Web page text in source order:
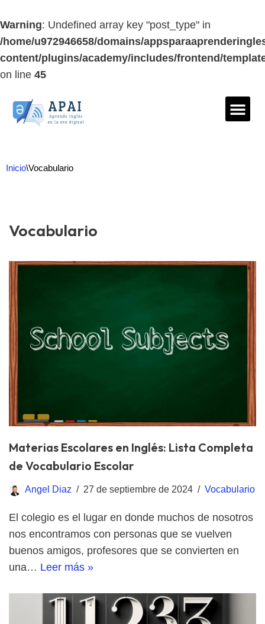
Warning: Undefined array key "post_type" in
/home/u972946658/domains/
content/plugins/academy/includes/frontend/
on line 45
Saltar
Inicio\Vocabulario
Vocabulario
Materias Escolares en Inglés: Lista Completa
de Vocabulario Escolar
Angel Diaz 27 de septiembre de 2024 Vocabulario
El colegio es el lugar en donde muchos de nosotros
nos encontramos con personas que se vuelven
buenos amigos, profesores que se convierten en
una… Leer más »